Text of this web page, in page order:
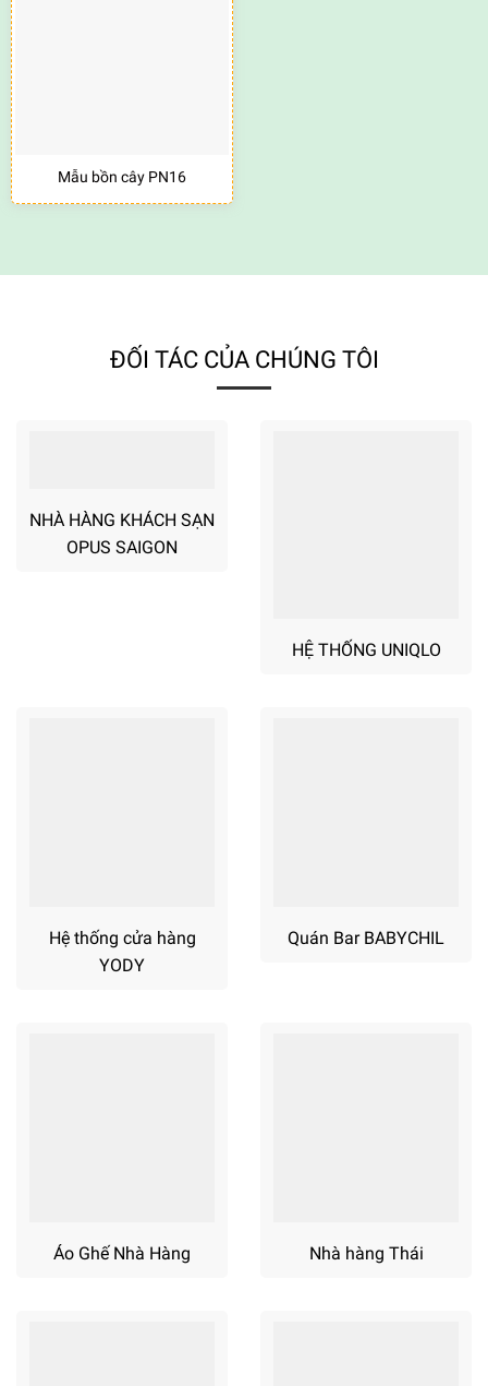
Mẫu bồn cây PN16
ĐỐI TÁC CỦA CHÚNG TÔI
NHÀ HÀNG KHÁCH SẠN
OPUS SAIGON
HỆ THỐNG UNIQLO
Hệ thống cửa hàng
YODY
Quán Bar BABYCHIL
Áo Ghế Nhà Hàng Nhà hàng Thái